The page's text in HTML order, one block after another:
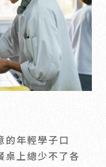
企業客製
reserved
的年輕學子口
桌上總少不了各